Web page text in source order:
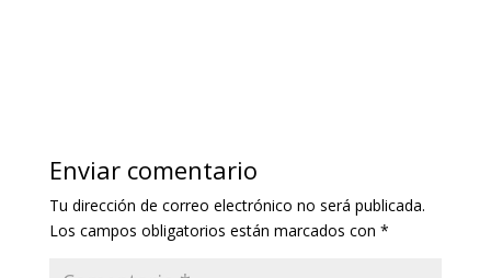
Enviar comentario
Tu dirección de correo electrónico no será publicada.
Los campos obligatorios están marcados con *